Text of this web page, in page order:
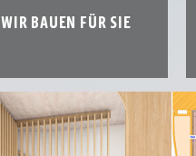
WIR BAUEN FÜR SIE